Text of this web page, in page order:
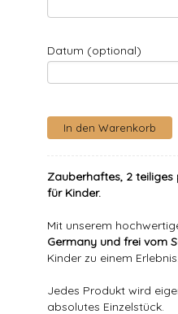
Datum (optional)
Zauberhaftes, 2 teiliges
für Kinder.
Mit unserem
Germany und frei vom
Kinder zu einem Erlebnis.
Jedes Produkt wird
absolutes Einzelstück.